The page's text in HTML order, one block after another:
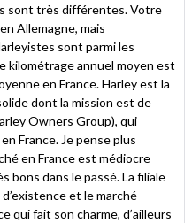
sont très différentes. Votre
Allemagne, mais
sont parmi les
kilométrage annuel moyen est
en France. Harley est la
dont la mission est de
Owners Group), qui
France. Je pense plus
en France est médiocre
bons dans le passé. La filiale
et le marché
qui fait son charme, d’ailleurs